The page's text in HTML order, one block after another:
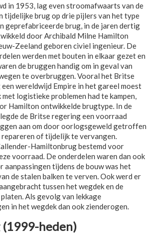
in 1953, lag even stroomafwaarts van de
tijdelijke brug op drie pijlers van het type
geprefabriceerde brug, in de jaren dertig
door Archibald Milne Hamilton
Zeeland geboren civiel ingenieur. De
werden met bouten in elkaar gezet en
de bruggen handig om in geval van
te overbruggen. Vooral het Britse
wereldwijd Empire in het gareel moest
met logistieke problemen had te kampen,
Hamilton ontwikkelde brugtype. In de
de Britse regering een voorraad
aan om door oorlogsgeweld getroffen
repareren of tijdelijk te vervangen.
Hamiltonbrug bestemd voor
voorraad. De onderdelen waren dan ook
aanpassingen tijdens de bouw was het
de stalen balken te verven. Ook werd er
tussen het wegdek en de
Als gevolg van lekkage
in het wegdek dan ook zienderogen.
heden)